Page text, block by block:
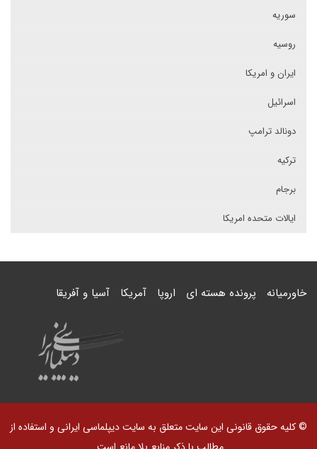
سوریه
روسیه
ایران و امریکا
اسرائیل
دونالد ترامپ
ترکیه
برجام
ایالات متحده امریکا
خاورمیانه پرونده هسته ای اروپا آمریکا آسیا و آفریقا
© کلیه حقوق قانونی این سایت متعلق به سایت دیپلماسی ایرانی و استفاده از